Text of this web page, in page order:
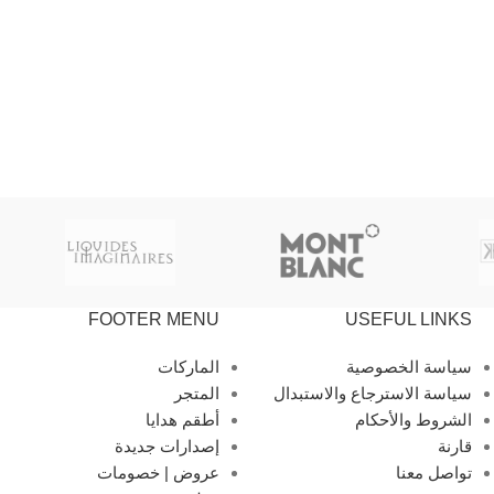
USEFUL LINKS
سياسة الخصوصية
سياسة الاسترجاع والاستبدال
الشروط والأحكام
قارنة
تواصل معنا
FOOTER MENU
الماركات
المتجر
أطقم هدايا
إصدارات جديدة
عروض | خصومات